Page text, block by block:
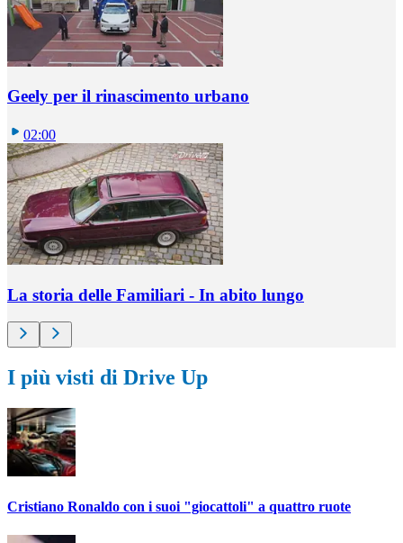
Geely per il rinascimento urbano
02:00
La storia delle Familiari - In abito lungo
I più visti di Drive Up
Cristiano Ronaldo con i suoi "giocattoli" a quattro ruote